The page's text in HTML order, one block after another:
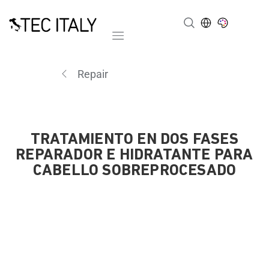
Mobile navigation
Repair
TRATAMIENTO EN DOS FASES
REPARADOR E HIDRATANTE PARA
CABELLO SOBREPROCESADO